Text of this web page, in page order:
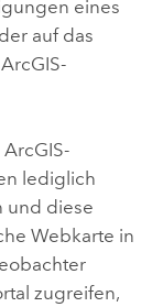
eines
auf das
lediglich
und diese
Webkarte in
zugreifen,